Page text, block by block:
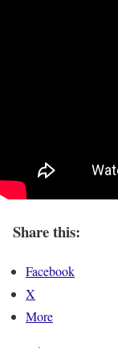
Share this:
Facebook
X
More